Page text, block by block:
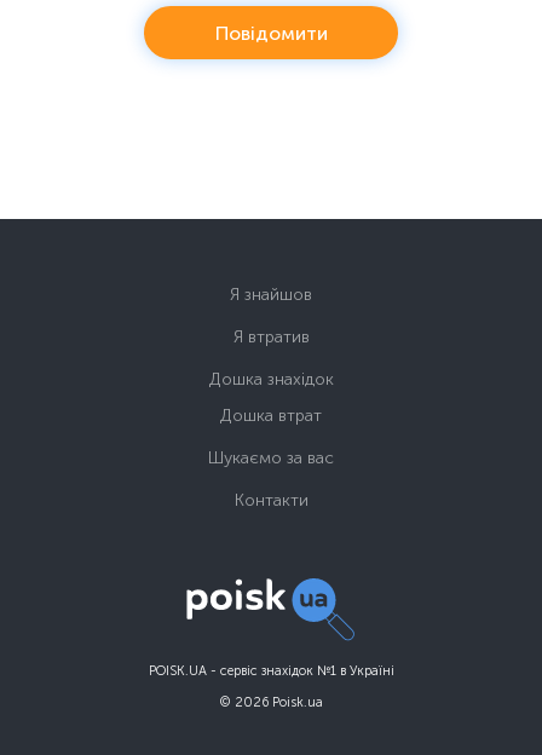
Повідомити
POISK.UA - сервіс знахідок №1 в Україні
© 2026 Poisk.ua
Я знайшов
Я втратив
Дошка знахідок
Дошка втрат
Шукаємо за вас
Контакти